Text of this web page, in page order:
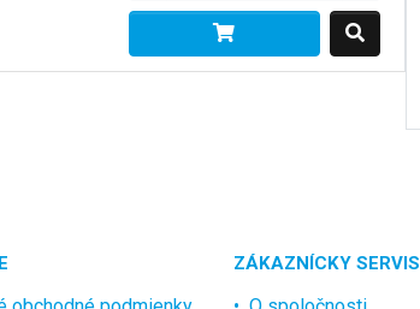
ZÁKAZNÍCKY SERVIS